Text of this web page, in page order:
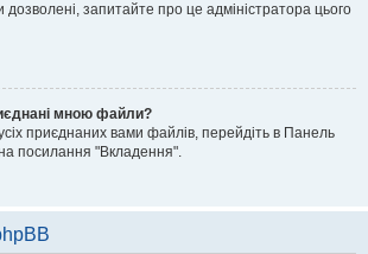
запитайте про це адміністратора цього
мною файли?
приєднаних вами файлів, перейдіть в Панель
посилання "Вкладення".